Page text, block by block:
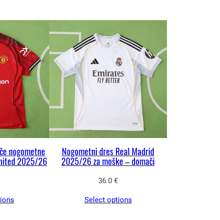
nogometne
2025/26
Nogometni dres Real Madrid
2025/26 za moške – domači
36.0 €
Select options